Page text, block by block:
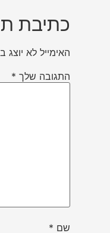
כתיבת
האימייל לא יוצג
התגובה שלך *
שם *